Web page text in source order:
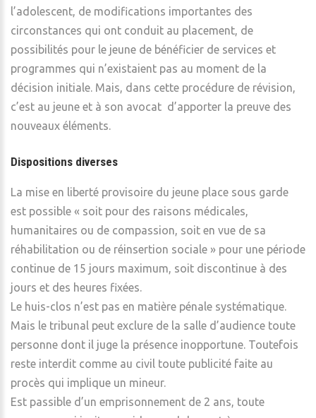
l’adolescent, de modifications importantes des
circonstances qui ont conduit au placement, de
possibilités pour le jeune de bénéficier de services et
programmes qui n’existaient pas au moment de la
décision initiale. Mais, dans cette procédure de révision,
c’est au jeune et à son avocat d’apporter la preuve des
nouveaux éléments.
Dispositions diverses
La mise en liberté provisoire du jeune place sous garde
est possible « soit pour des raisons médicales,
humanitaires ou de compassion, soit en vue de sa
réhabilitation ou de réinsertion sociale » pour une période
continue de 15 jours maximum, soit discontinue à des
jours et des heures fixées.
Le huis-clos n’est pas en matière pénale systématique.
Mais le tribunal peut exclure de la salle d’audience toute
personne dont il juge la présence inopportune. Toutefois
reste interdit comme au civil toute publicité faite au
procès qui implique un mineur.
Est passible d’un emprisonnement de 2 ans, toute